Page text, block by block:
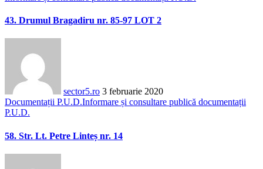
43. Drumul Bragadiru nr. 85-97 LOT 2
sector5.ro 3 februarie 2020
Documentații P.U.D.Informare și consultare publică documentații
P.U.D.
58. Str. Lt. Petre Linteș nr. 14